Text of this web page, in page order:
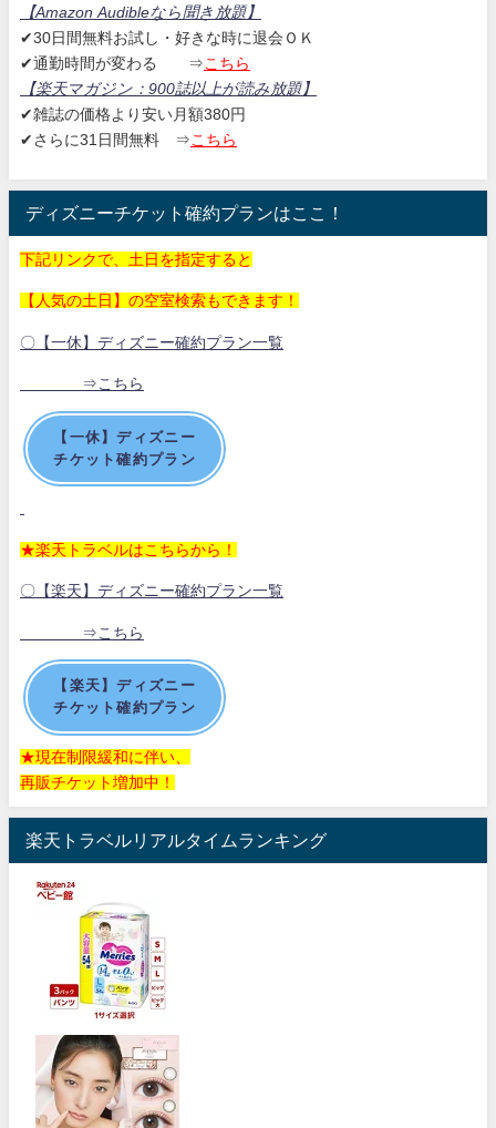
【Amazon Audibleなら聞き放題】
✔30日間無料お試し・好きな時に退会ＯＫ
✔通勤時間が変わる ⇒ こちら
【楽天マガジン： 900誌以上が読み放題】
✔雑誌の価格より安い月額380円
✔さらに31日間無料 ⇒ こちら
ディズニーチケット確約プランはここ！
下記リンクで、土日を指定すると
【人気の土日】の空室検索もできます！
〇【一休】ディズニー確約プラン一覧
⇒こちら
【一休】ディズニー
チケット確約プラン
★楽天トラベルはこちらから！
〇【楽天】ディズニー確約プラン一覧
⇒こちら
【楽天】ディズニー
チケット確約プラン
★現在制限緩和に伴い、
再販チケット増加中！
楽天トラベルリアルタイムランキング